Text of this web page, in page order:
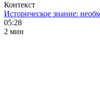
Контекст
Историческое знание:
05:28
2 мин